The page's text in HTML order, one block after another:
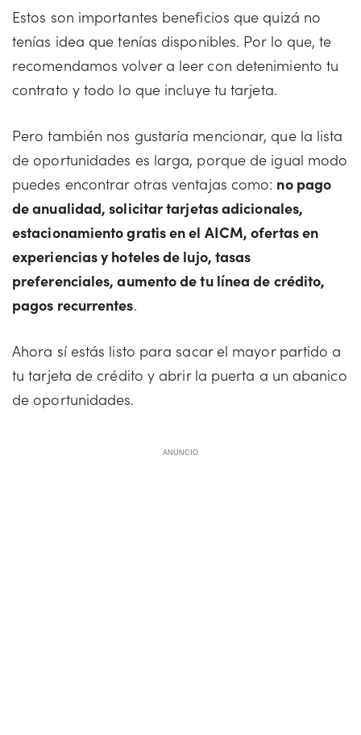
Estos son importantes beneficios que quizá no
tenías idea que tenías disponibles. Por lo que, te
recomendamos volver a leer con detenimiento tu
contrato y todo lo que incluye tu tarjeta.
Pero también nos gustaría mencionar, que la lista
de oportunidades es larga, porque de igual modo
puedes encontrar otras ventajas como: no pago
de anualidad, solicitar tarjetas adicionales,
estacionamiento gratis en el AICM, ofertas en
experiencias y hoteles de lujo, tasas
preferenciales, aumento de tu línea de crédito,
pagos recurrentes.
Ahora sí estás listo para sacar el mayor partido a
tu tarjeta de crédito y abrir la puerta a un abanico
de oportunidades.
ANUNCIO